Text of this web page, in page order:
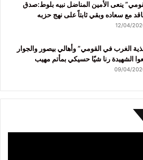
ينعى الأمين المناضل نبيه بلوط:صدق
مع سعاده وبقي ثابتاً على نهج حزبه
12/04/
الغرب في القومي” وأهالي بيصور والجوار
الشهيدة رنا شيّا حسيكي بمأتم مهيب
09/04/